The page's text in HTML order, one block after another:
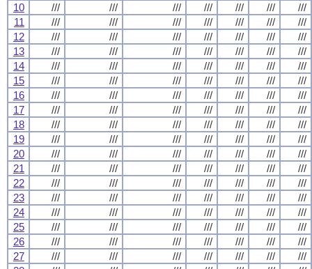
10
/// /// /// /// /// ///
///
11
/// /// /// /// /// ///
///
12
/// /// /// /// /// ///
///
13
/// /// /// /// /// ///
///
14
/// /// /// /// /// ///
///
15
/// /// /// /// /// ///
///
16
/// /// /// /// /// ///
///
17
/// /// /// /// /// ///
///
18
/// /// /// /// /// ///
///
19
/// /// /// /// /// ///
///
20
/// /// /// /// /// ///
///
21
/// /// /// /// /// ///
///
22
/// /// /// /// /// ///
///
23
/// /// /// /// /// ///
///
24
/// /// /// /// /// ///
///
25
/// /// /// /// /// ///
///
26
/// /// /// /// /// ///
///
27
/// /// /// /// /// ///
///